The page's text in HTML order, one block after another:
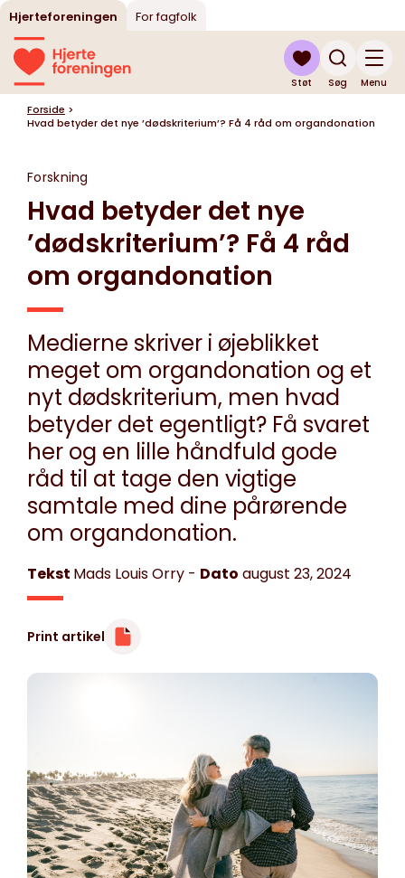
Hjerteforeningen For fagfolk
Søg
Støt Menu
Forside >
Hvad betyder det nye ’dødskriterium’? Få 4 råd om organdonation
Forskning
Hvad betyder det nye
’dødskriterium’? Få 4 råd
om organdonation
Medierne skriver i øjeblikket
meget om organdonation og et
nyt dødskriterium, men hvad
betyder det egentligt? Få svaret
her og en lille håndfuld gode
råd til at tage den vigtige
samtale med dine pårørende
om organdonation.
Tekst Mads Louis Orry - Dato august 23, 2024
Print artikel